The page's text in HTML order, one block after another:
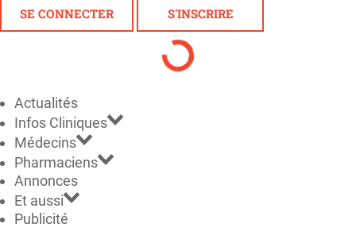
SE CONNECTER S'INSCRIRE
Actualités
Infos Cliniques
Médecins
Pharmaciens
Annonces
Et aussi
Publicité